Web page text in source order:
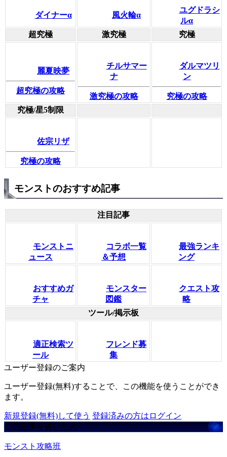
ダイナーα 風火輪α
ユグドラシ
ルα
超究極
激究極 究極
麗夏映夢
超究極の攻略
チルサマー
ナ
激究極の攻略
ダルマツリ
ン
究極の攻略
究極/星5制限
佐宗リザ
究極の攻略
モンストのおすすめ記事
注目記事
モンストニ
ュース
コラボ一覧
＆予想
最強ランキ
ング
おすすめガ
チャ
モンスター
図鑑
クエスト攻
略
ツール/掲示板
適正検索ツ
ール
フレンド募
集
ユーザー登録のご案内
ユーザー登録(無料)することで、この機能を使うことができ
ます。
新規登録(無料)して使う 登録済みの方はログイン
この記事を書いた人
モンスト攻略班